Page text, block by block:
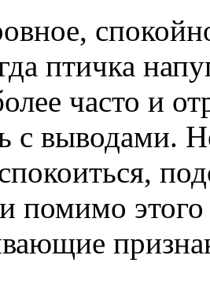
птичка
часто и
с выводами.
помимо